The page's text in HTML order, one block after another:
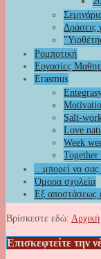
Δράσεις
Ρομποτική
Εργασίες
Erasmus
Salt-
Love
Week
Together
...μπορεί να σας
Όμορα σχολεία
Εξ αποστάσεως
Βρίσκεστε εδώ: Αρχική
Επισκεφτείτε την